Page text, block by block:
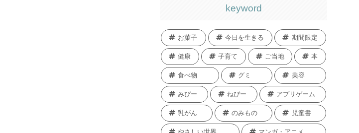
keyword
お菓子 今日を生きる 期間限定
健康 子育て ご当地 本
食べ物 グミ 美容
みぴー ねぴー アプリゲーム
乳がん のみもの 児童書